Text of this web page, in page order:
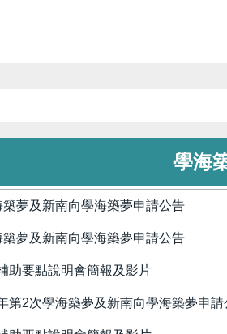
學海
夢及新南向學海築夢申請公告
夢及新南向學海築夢申請公告
助要點說明會簡報及影片
第2次學海築夢及新南向學海築夢申請